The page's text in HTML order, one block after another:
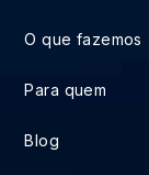
O que fazemos
Para quem
Blog